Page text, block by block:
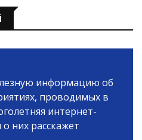
информацию об
проводимых в
интернет-
них расскажет